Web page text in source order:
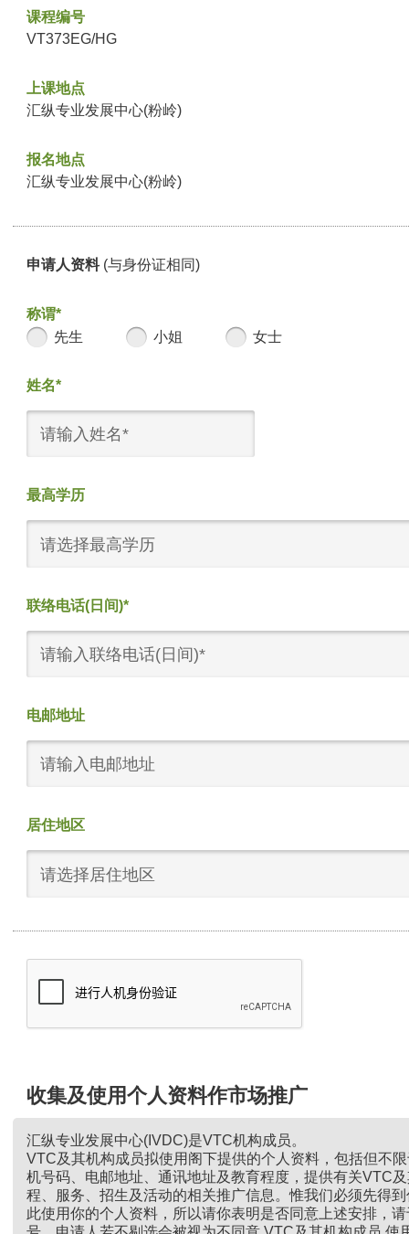
课程编号
VT373EG/HG
上课地点
汇纵专业发展中心(粉岭)
报名地点
汇纵专业发展中心(粉岭)
申请人资料 (与身份证相同)
称谓*
先生
小姐 女士
姓名*
最高学历
请选择最高学历
联络电话(日间)*
电邮地址
居住地区
请选择居住地区
收集及使用个人资料作市场推广
汇纵专业发展中心(IVDC)是VTC机构成员。
VTC及其机构成员拟使用阁下提供的个人资料，包括但不
机号码、电邮地址、通讯地址及教育程度，提供有关VTC
程、服务、招生及活动的相关推广信息。惟我们必须先得
此使用你的个人资料，所以请你表明是否同意上述安排，